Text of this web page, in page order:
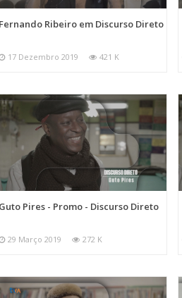
Fernando Ribeiro em Discurso Direto
17 Dezembro 2019 421 K
Guto Pires - Promo - Discurso Direto
29 Março 2019 272 K